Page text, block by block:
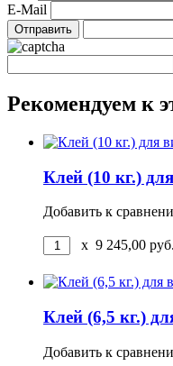
E-Mail
Рекомендуем к
Клей (10 кг.)
Добавить к
x 9 245,00 руб.
Клей (6,5 кг.)
Добавить к